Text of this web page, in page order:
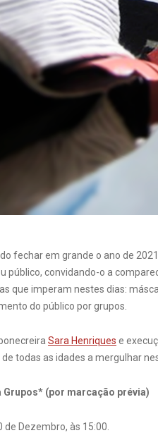
fechar em grande o ano de
público, convidando-o a
que imperam nestes dias:
do público por grupos.
Sara Henriques e
todas as idades a mergulhar
(por marcação prévia)
de Dezembro, às 15:00.